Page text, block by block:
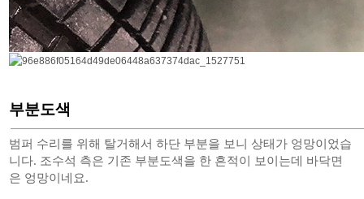
부분도색
범퍼 수리를 위해 탈거해서 하단 부분을 보니 상태가 엉망이었습
니다. 조수석 측은 기존 부분도색을 한 흔적이 보이는데 바닥면
은 엉망이네요.